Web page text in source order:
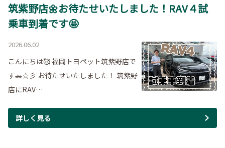
筑紫野店🌼お待たせいたしました！RAV４試
乗車到着です🤩
2026.06.02
こんにちは🥰 福岡トヨペット筑紫野店で
す🚗☆彡 お待たせいたしました！ 筑紫野
店にRAV…
詳しく見る